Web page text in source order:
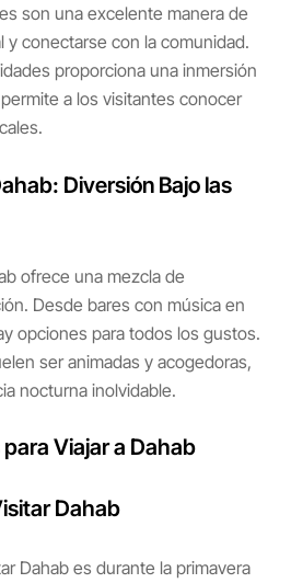
son una excelente manera de
y conectarse con la comunidad.
proporciona una inmersión
a los visitantes conocer
Diversión Bajo las
ofrece una mezcla de
Desde bares con música en
opciones para todos los gustos.
ser animadas y acogedoras,
nocturna inolvidable.
Viajar a Dahab
Dahab
Dahab es durante la primavera